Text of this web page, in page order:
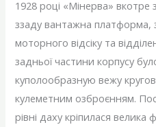
1928 році «Мінерва» вкотре
ззаду вантажна платформа,
моторного відсіку та
задньої частини корпусу
куполообразную вежу
кулеметним озброєнням.
рівні даху кріпилася